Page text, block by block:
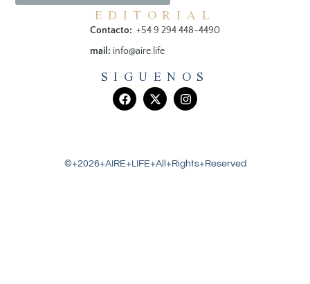
EDITORIAL
Contacto: +54 9 294 448-4490
mail: info@aire.life
SIGUENOS
©+2026+AIRE+LIFE+All+Rights+Reserved